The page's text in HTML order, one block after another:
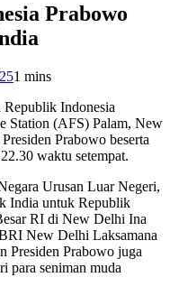
Prabowo
1 mins
Indonesia
Station (AFS) Palam, New
Prabowo beserta
waktu setempat.
Urusan Luar Negeri,
India untuk Republik
RI di New Delhi Ina
New Delhi Laksamana
Presiden Prabowo juga
para seniman muda